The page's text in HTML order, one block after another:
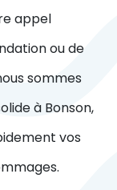
appel
ou de
sommes
à Bonson,
vos